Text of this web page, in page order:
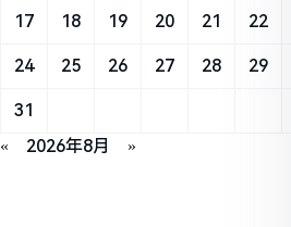
« 2026年8月 »
17 18 19 20 21 22
24 25 26 27 28 29
31